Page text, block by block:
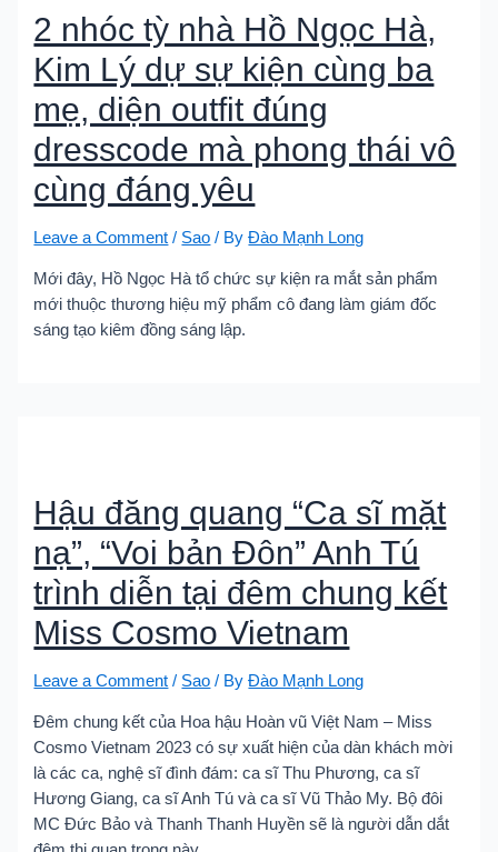
2 nhóc tỳ nhà Hồ Ngọc Hà,
Kim Lý dự sự kiện cùng ba
mẹ, diện outfit đúng
dresscode mà phong thái vô
cùng đáng yêu
Leave a Comment / Sao / ByĐào Mạnh Long
Mới đây, Hồ Ngọc Hà tổ chức sự kiện ra mắt sản phẩm
mới thuộc thương hiệu mỹ phẩm cô đang làm giám đốc
sáng tạo kiêm đồng sáng lập.
Hậu đăng quang “Ca sĩ mặt
nạ”, “Voi bản Đôn” Anh Tú
trình diễn tại đêm chung kết
Miss Cosmo Vietnam
Leave a Comment / Sao / ByĐào Mạnh Long
Đêm chung kết của Hoa hậu Hoàn vũ Việt Nam – Miss
Cosmo Vietnam 2023 có sự xuất hiện của dàn khách mời
là các ca, nghệ sĩ đình đám: ca sĩ Thu Phương, ca sĩ
Hương Giang, ca sĩ Anh Tú và ca sĩ Vũ Thảo My. Bộ đôi
MC Đức Bảo và Thanh Thanh Huyền sẽ là người dẫn dắt